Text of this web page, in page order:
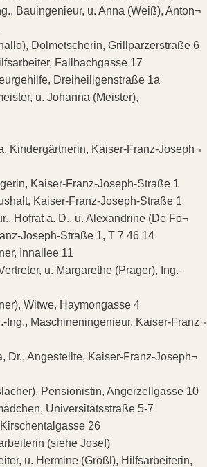
Bauingenieur, u. Anna (Weiß), Anton¬
Dolmetscherin, Grillparzerstraße 6
Fallbachgasse 17
Dreiheiligenstraße 1a
u. Johanna (Meister),
Kindergärtnerin, Kaiser-Franz-Joseph¬
Kaiser-Franz-Joseph-Straße 1
Kaiser-Franz-Joseph-Straße 1
Hofrat a. D., u. Alexandrine (De Fo¬
Joseph-Straße 1, T 7 46 14
Innallee 11
u. Margarethe (Prager), Ing.-
Witwe, Haymongasse 4
Maschineningenieur, Kaiser-Franz¬
Dr., Angestellte, Kaiser-Franz-Joseph¬
Pensionistin, Angerzellgasse 10
Universitätsstraße 5-7
26
(siehe Josef)
u. Hermine (Größl), Hilfsarbeiterin,